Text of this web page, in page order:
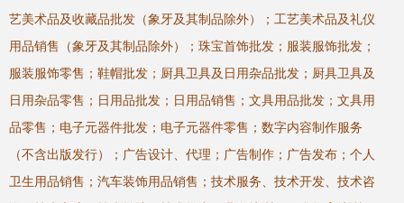
艺美术品及收藏品批发（象牙及其制品除外）；工艺美术品及礼仪
用品销售（象牙及其制品除外）；珠宝首饰批发；服装服饰批发；
服装服饰零售；鞋帽批发；厨具卫具及日用杂品批发；厨具卫具及
日用杂品零售；日用品批发；日用品销售；文具用品批发；文具用
品零售；电子元器件批发；电子元器件零售；数字内容制作服务
（不含出版发行）；广告设计、代理；广告制作；广告发布；个人
卫生用品销售；汽车装饰用品销售；技术服务、技术开发、技术咨